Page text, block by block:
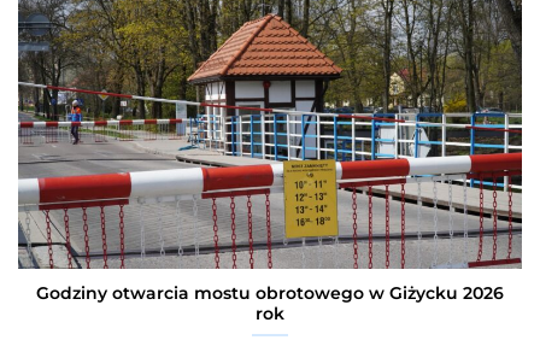
Godziny otwarcia mostu obrotowego w Giżycku 2026
rok